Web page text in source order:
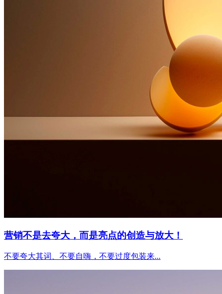
营销不是去夸大，而是亮点的创造与放大！
不要夸大其词、不要自嗨，不要过度包装来...